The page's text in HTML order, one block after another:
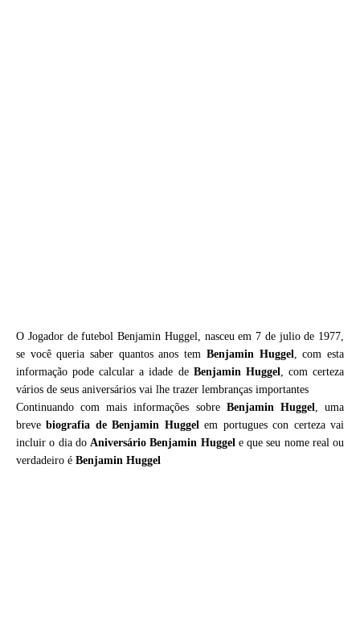
O Jogador de futebol Benjamin Huggel, nasceu em 7 de julio de 1977,
se você queria saber quantos anos tem Benjamin Huggel, com esta
informação pode calcular a idade de Benjamin Huggel, com certeza
vários de seus aniversários vai lhe trazer lembranças importantes
Continuando com mais informações sobre Benjamin Huggel, uma
brevebiografia deBenjamin Huggelem portugues con certeza vai
incluir o dia do Aniversário Benjamin Huggele que seu nome real ou
verdadeiro é Benjamin Huggel